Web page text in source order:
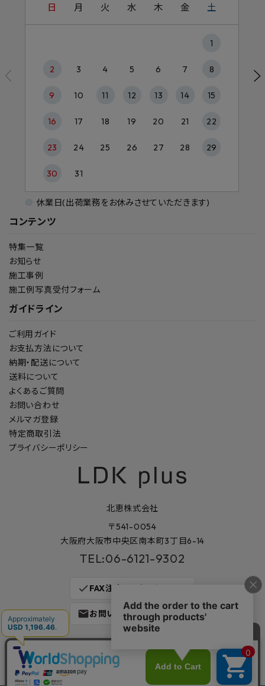
コンテンツ
特集一覧
お知らせ
施工事例
施工例写真受付フォーム
ガイドライン
ご利用ガイド
お支払方法について
納期・配送について
送料について
よくあるご質問
お問い合わせ
メルマガ登録
特定商取引法
プライバシーポリシー
日 月 火 水 木 金 土
1
2 3 4 5 6 7 8
9 10 11 12 13 14 15
16 17 18 19 20 21 22
23 24 25 26 27 28 29
30 31
休業日(出荷業務をお休みさせていただきます)
北恵株式会社
〒541-0054
大阪府大阪市中央区南本町3丁目6-14
TEL:06-6121-9302
check FAX注文はこちらから
mailお問い合わせはこちら